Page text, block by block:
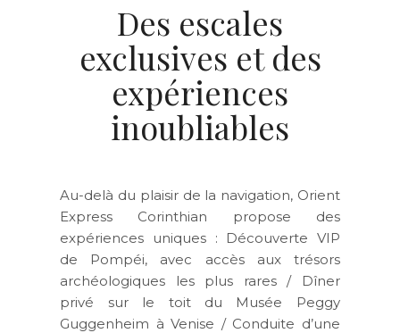
Des escales
exclusives et des
expériences
inoubliables
Au-delà du plaisir de la navigation, Orient
Express Corinthian propose des
expériences uniques : Découverte VIP
de Pompéi, avec accès aux trésors
archéologiques les plus rares /
Dîner
privé sur le toit du Musée Peggy
Guggenheim à Venise / Conduite d’une